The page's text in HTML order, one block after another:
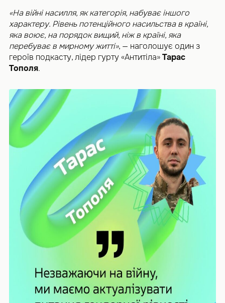
«На війні насилля, як категорія, набуває іншого
характеру. Рівень потенційного насильства в країні,
яка воює, на порядок вищий, ніж в країні, яка
перебуває в мирному житті», — наголошує один з
героїв подкасту, лідер гурту «Антитіла»Тарас
Тополя.